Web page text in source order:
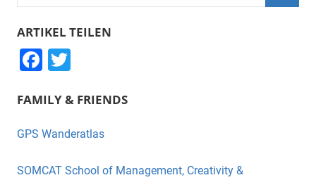
ARTIKEL TEILEN
F
c
e
o
tt
er
FAMILY & FRIENDS
GPS Wanderatlas
SOMCAT School of Management, Creativity &